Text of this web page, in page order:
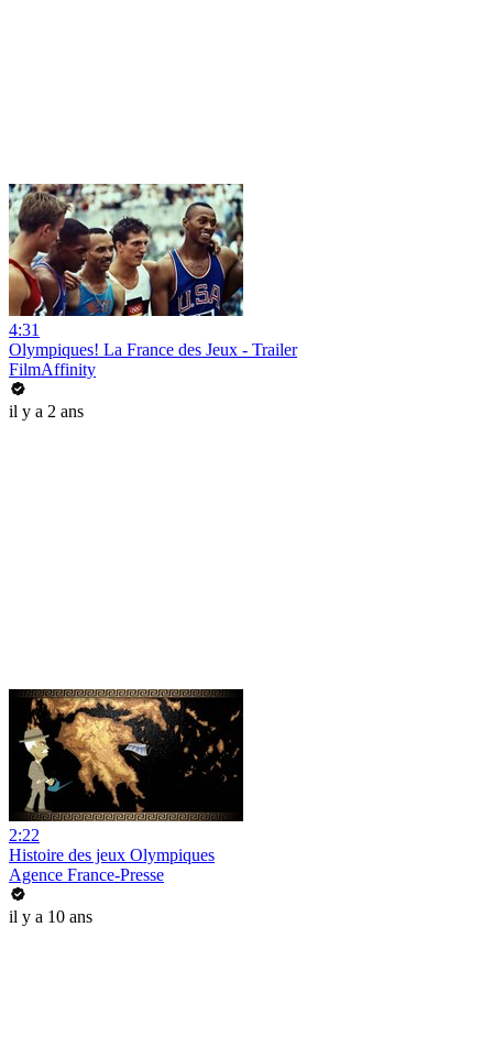
4:31
Olympiques! La France des Jeux - Trailer
FilmAffinity
il y a 2 ans
2:22
Histoire des jeux Olympiques
Agence France-Presse
il y a 10 ans